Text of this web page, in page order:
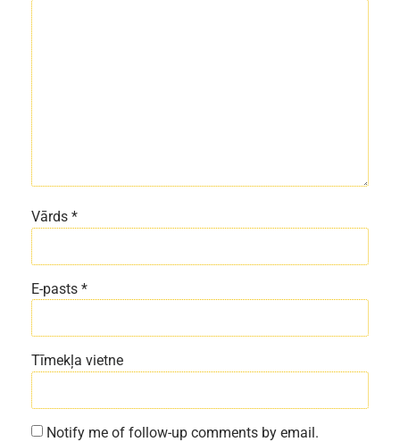
Vārds *
E-pasts *
Tīmekļa vietne
Notify me of follow-up comments by email.